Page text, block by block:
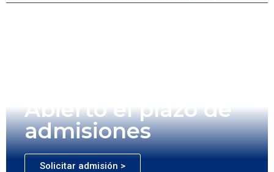
Abierto el plazo de
admisiones
Solicitar admisión >